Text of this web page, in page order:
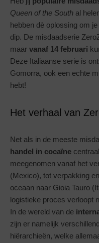
Queen of the South al
hebben dè oplossing om
dip. De misdaadserie
maar vanaf 14 februari
Deze Italiaanse serie is
Gomorra, ook een echte
hebt!
Het verhaal van
Net als in de meeste
handel in cocaïne
meegenomen vanaf het
(Mexico), tot verpakking
oceaan naar Gioia Tauro
logistieke proces verloopt
In de wereld van de
zijn er namelijk
hiërarchieën, welke